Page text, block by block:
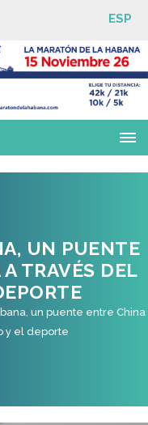
ESP
UN PUENTE
TRAVÉS DEL
un puente entre China
y el deporte